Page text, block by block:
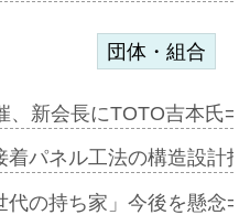
団体・組合
、新会長にTOTO吉本氏
着パネル工法の構造設
代の持ち家」今後を懸